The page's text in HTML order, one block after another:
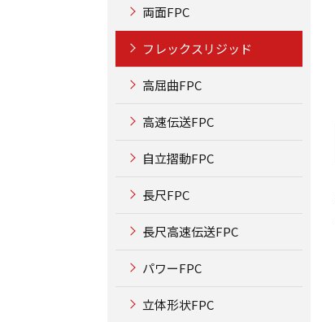
両面FPC
フレックスリジッド
高屈曲FPC
高速伝送FPC
自立摺動FPC
長尺FPC
長尺高速伝送FPC
パワーFPC
立体形状FPC